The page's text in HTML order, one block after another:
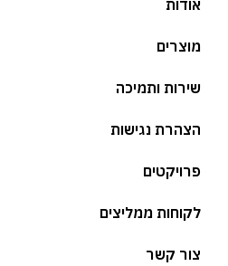
אודות
מוצרים
שירות ותמיכה
הצהרת נגישות
פרויקטים
לקוחות ממליצים
צור קשר